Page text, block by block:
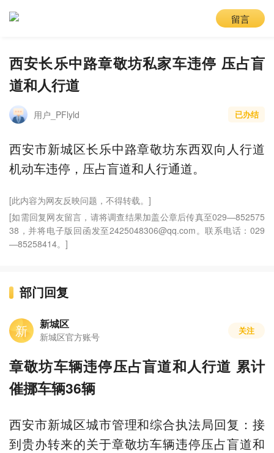
留言
西安长乐中路章敬坊私家车违停 压占盲
道和人行道
用户_PFlyld 已办结
西安市新城区长乐中路章敬坊东西双向人行道
机动车违停，压占盲道和人行通道。
[此内容为网友反映问题，不得转载。]
[如需回复网友留言，请将调查结果加盖公章后传真至029—852575
38，并将电子版回函发至2425048306@qq.com。联系电话：029
—85258414。]
部门回复
新 新城区
新城区官方账号
关注
章敬坊车辆违停压占盲道和人行道 累计
催挪车辆36辆
西安市新城区城市管理和综合执法局回复：接
到贵办转来的关于章敬坊车辆违停压占盲道和